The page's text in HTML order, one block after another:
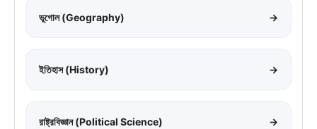
ভূগোল (Geography) →
ইতিহাস (History) →
রাষ্ট্রবিজ্ঞান (Political Science) →